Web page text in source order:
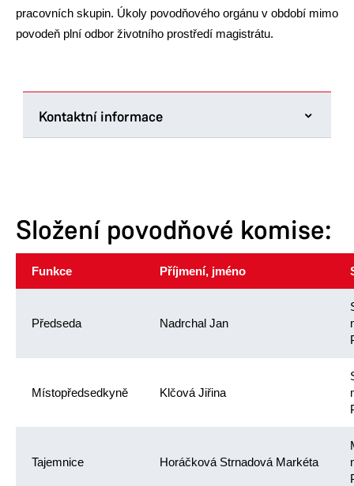
pracovních skupin. Úkoly povodňového orgánu v období mimo
povodeň plní odbor životního prostředí magistrátu.
Kontaktní informace
Tel.: 466 859 215 466 859 308
Složení povodňové komise:
Funkce Příjmení, jméno
Předseda Nadrchal Jan
Místopředsedkyně Klčová Jiřina
Tajemnice Horáčková Strnadová Markéta